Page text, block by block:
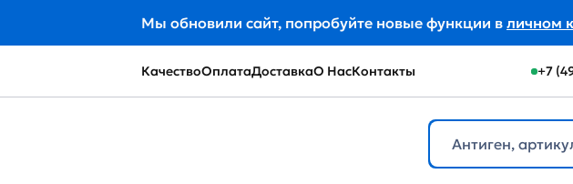
Мы обновили сайт, попробуйте новые функции в личном
КачествоОплатаДоставкаО НасКонтакты +7